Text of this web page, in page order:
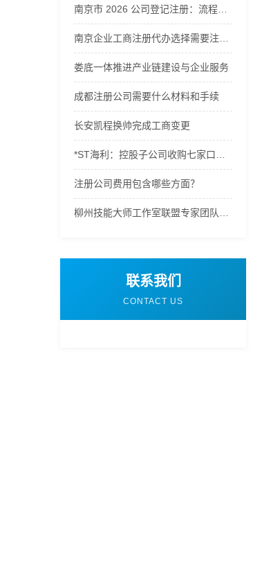
娄底一体推进产业链建设与企业服务
成都注册公司需要什么材料和手续
长安凯程换帅完成工商变更
注册公司费用包含哪些方面？
联系我们
CONTACT US